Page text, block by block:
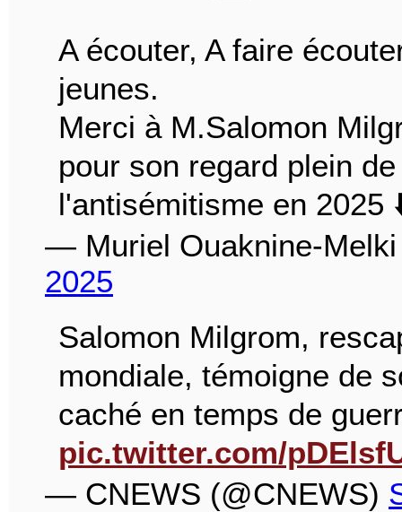
A écouter, A faire
jeunes.
Merci à M.Salomon
pour son regard plein
l'antisémitisme en 2025
— Muriel Ouaknine-
2025
Salomon Milgrom,
mondiale, témoigne de
caché en temps de
pic.twitter.com/
— CNEWS (@CNEWS)